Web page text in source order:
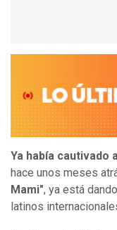
Ya había cautivado
hace unos meses
Mami", ya está
latinos